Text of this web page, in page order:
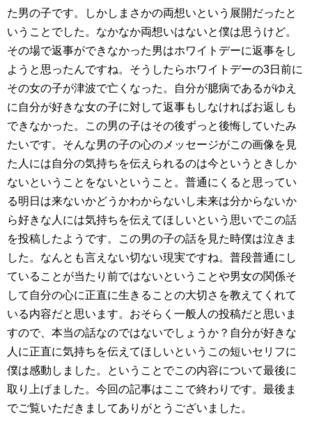
た男の子です。しかしまさかの両想いという展開だったと
いうことでした。なかなか両想いはないと僕は思うけど。
その場で返事ができなかった男はホワイトデーに返事をし
ようと思ったんですね。そうしたらホワイトデーの3日前に
その女の子が津波で亡くなった。自分が臆病であるがゆえ
に自分が好きな女の子に対して返事もしなければお返しも
できなかった。この男の子はその後ずっと後悔していたみ
たいです。そんな男の子の心のメッセージがこの画像を見
た人には自分の気持ちを伝えられるのは今というときしか
ないということをないということ。普通にくると思ってい
る明日は来ないかどうかわからないし未来は分からないか
ら好きな人には気持ちを伝えてほしいという思いでこの話
を投稿したようです。この男の子の話を見た時僕は泣きま
した。なんとも言えない切ない現実ですね。普段普通にし
ていることが当たり前ではないということや男女の関係そ
して自分の心に正直に生きることの大切さを教えてくれて
いる内容だと思います。おそらく一般人の投稿だと思いま
すので、本当の話なのではないでしょうか？自分が好きな
人に正直に気持ちを伝えてほしいというこの短いセリフに
僕は感動しました。ということでこの内容について最後に
取り上げました。今回の記事はここで終わりです。最後ま
でご覧いただきましてありがとうございました。